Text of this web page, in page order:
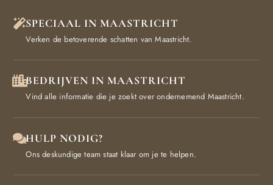
SPECIAAL IN MAASTRICHT
Verken de betoverende schatten van Maastricht.
BEDRIJVEN IN MAASTRICHT
Vind alle informatie die je zoekt over ondernemend Maastricht.
HULP NODIG?
Ons deskundige team staat klaar om je te helpen.